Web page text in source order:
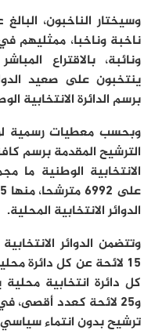
برسم الدائرة الانتخابية
وبحسب معطيات رسمية
الترشيح المقدمة برسم كافة
الدوائر الانتخابية المحلية.
15 لائحة عن كل دائرة
و25 لائحة كعدد
ترشيح بدون انتماء